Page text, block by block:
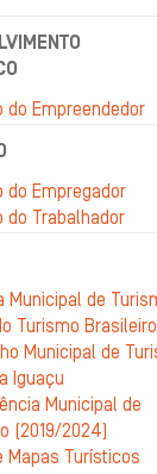
do Empreendedor
do Empregador
do Trabalhador
Municipal de
Turismo Brasileiro
Municipal de
Iguaçu
Municipal de
(2019/2024)
Mapas Turísticos